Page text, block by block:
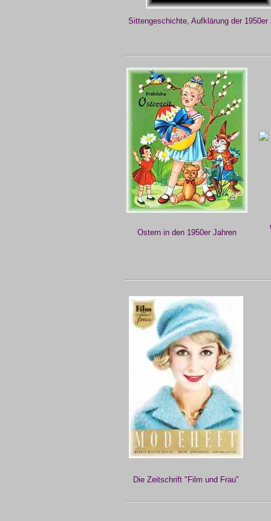
Sittengeschichte, Aufklärung der 1950er
Ostern in den 1950er Jahren
Die Zeitschrift "Film und Frau"